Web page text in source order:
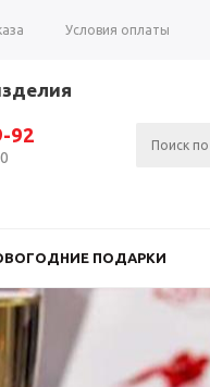
Условия оплаты
92
ПОДАРКИ